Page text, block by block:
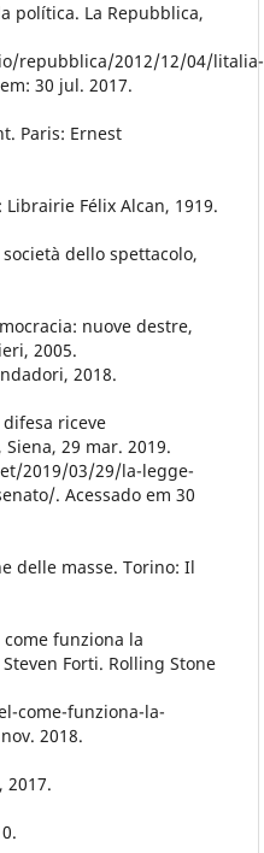
política. La Repubblica,
repubblica/2012/12/04/litalia-
30 jul. 2017.
Paris: Ernest
Librairie Félix Alcan, 1919.
dello spettacolo,
nuove destre,
2005.
2018.
riceve
29 mar. 2019.
2019/03/29/la-legge-
. Acessado em 30
delle masse. Torino: Il
come funziona la
Forti. Rolling Stone
come-funziona-la-
2018.
2017.